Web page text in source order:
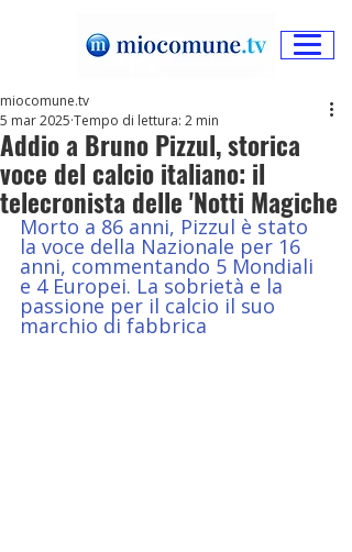
Addio a Bruno Pizzul, storica
voce del calcio italiano: il
telecronista delle 'Notti Magiche
miocomune.tv
5 mar 2025 Tempo di lettura: 2 min
Morto a 86 anni, Pizzul è stato
la voce della Nazionale per 16
anni, commentando 5 Mondiali
e 4 Europei. La sobrietà e la
passione per il calcio il suo
marchio di fabbrica